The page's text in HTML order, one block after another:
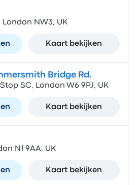
London NW3, UK
Kaart bekijken
Bridge Rd.
SC, London W6 9PJ, UK
Kaart bekijken
N1 9AA, UK
Kaart bekijken